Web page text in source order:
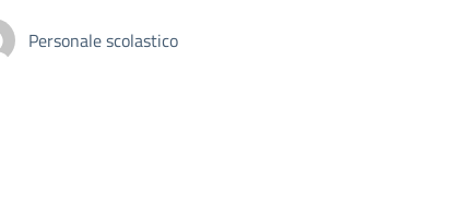
Personale scolastico